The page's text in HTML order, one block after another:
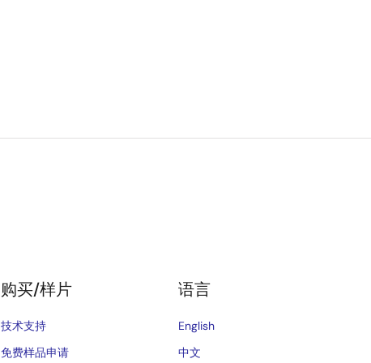
购买/样片
技术支持
免费样品申请
语言
English
中文